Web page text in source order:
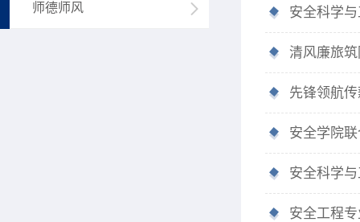
师德师风 安全科学
清风廉旅
先锋领航
安全学院
安全科学
安全工程